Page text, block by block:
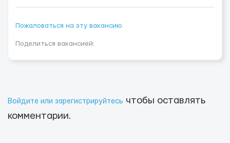
Пожаловаться на эту вакансию
Поделиться вакансией:
Войдите или зарегистрируйтесь чтобы оставлять
комментарии.